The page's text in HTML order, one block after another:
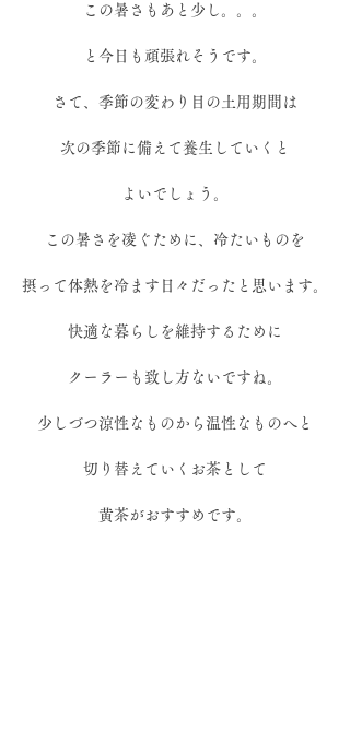
この暑さもあと少し。。。
と今日も頑張れそうです。
さて、季節の変わり目の土用期間は
次の季節に備えて養生していくと
よいでしょう。
この暑さを凌ぐために、冷たいものを
摂って体熱を冷ます日々だったと思います。
快適な暮らしを維持するために
クーラーも致し方ないですね。
少しづつ涼性なものから温性なものへと
切り替えていくお茶として
黄茶がおすすめです。